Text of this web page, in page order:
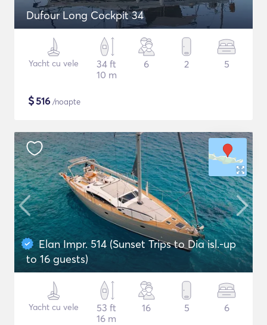
Dufour Long Cockpit 34
Yacht cu vele
34 ft
10 m
6 2 5
$516 /noapte
Elan Impr. 514 (Sunset Trips to Dia isl.-up
to 16 guests)
Yacht cu vele
53 ft
16 m
16 5 6